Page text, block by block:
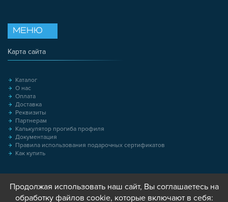
МЕНЮ
Карта сайта
Каталог
О нас
Оплата
Доставка
Реквизиты
Партнерам
Калькулятор прогиба профиля
Документация
Правила использования подарочных сертификатов
Как купить
Продолжая использовать наш сайт, Вы соглашаетесь на
обработку файлов cookie, которые включают в себя: